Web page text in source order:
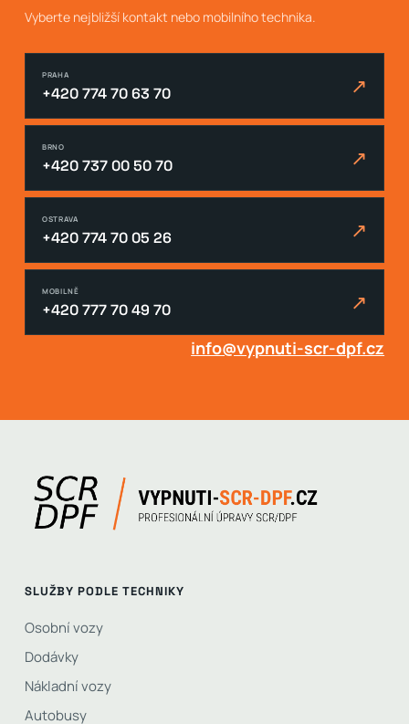
Vyberte nejbližší kontakt nebo mobilního technika.
PRAHA
+420 774 70 63 70 ↗
BRNO
+420 737 00 50 70 ↗
OSTRAVA
+420 774 70 05 26 ↗
MOBILNĚ
+420 777 70 49 70 ↗
info@vypnuti-scr-dpf.cz
SLUŽBY PODLE TECHNIKY
Osobní vozy
Dodávky
Nákladní vozy
Autobusy